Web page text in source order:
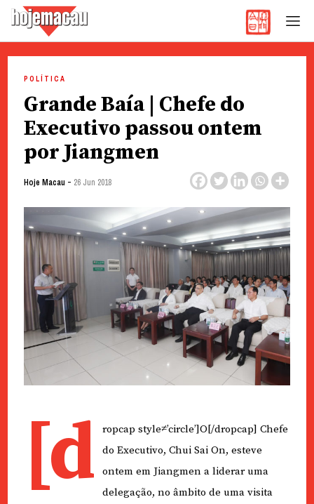
content
POLÍTICA
Grande Baía | Chefe do
Executivo passou ontem
por Jiangmen
Hoje Macau - 26 Jun 2018
[d
ropcap style≠’circle’]O[/dropcap] Chefe
do Executivo, Chui Sai On, esteve
ontem em Jiangmen a liderar uma
delegação, no âmbito de uma visita